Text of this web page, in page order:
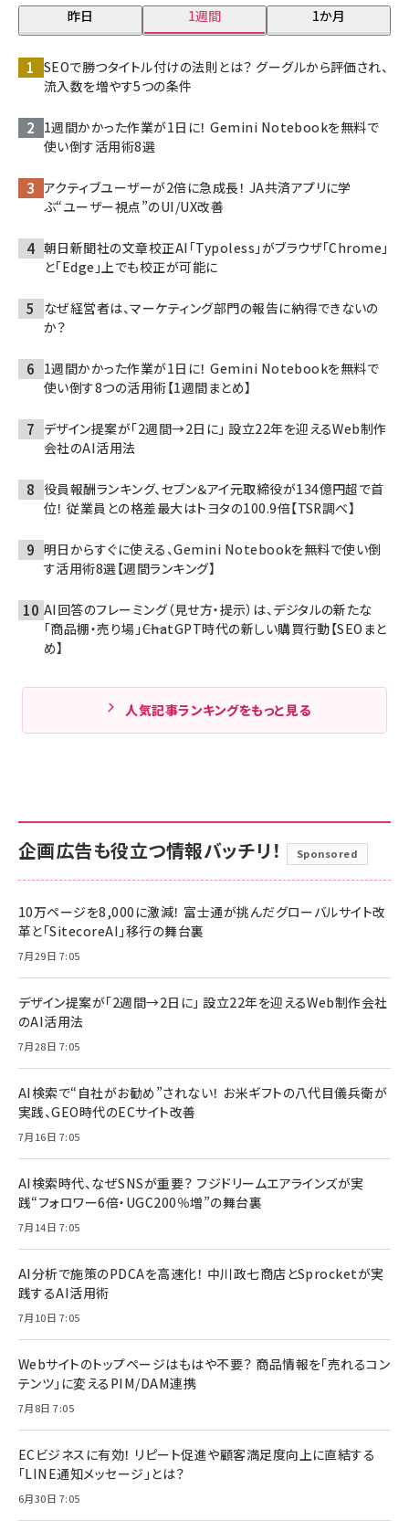
昨日 1週間 1か月
SEOで勝つタイトル付けの法則とは？ グーグルから評価され、
流入数を増やす5つの条件
1週間かかった作業が1日に！ Gemini Notebookを無料で
使い倒す活用術8選
アクティブユーザーが2倍に急成長！ JA共済アプリに学
ぶ“ユーザー視点”のUI/UX改善
朝日新聞社の文章校正AI「Typoless」がブラウザ「Chrome」
と「Edge」上でも校正が可能に
なぜ経営者は、マーケティング部門の報告に納得できないの
か？
1週間かかった作業が1日に！ Gemini Notebookを無料で
使い倒す8つの活用術【1週間まとめ】
デザイン提案が「2週間→2日に」 設立22年を迎えるWeb制作
会社のAI活用法
役員報酬ランキング、セブン＆アイ元取締役が134億円超で首
位！ 従業員との格差最大はトヨタの100.9倍【TSR調べ】
明日からすぐに使える、Gemini Notebookを無料で使い倒
す活用術8選【週間ランキング】
AI回答のフレーミング（見せ方・提示）は、デジタルの新たな
「商品棚・売り場」――ChatGPT時代の新しい購買行動【SEOまと
め】
人気記事ランキングをもっと見る
企画広告も役立つ情報バッチリ！ Sponsored
10万ページを8,000に激減！ 富士通が挑んだグローバルサイト改
革と「SitecoreAI」移行の舞台裏
7月29日 7:05
デザイン提案が「2週間→2日に」 設立22年を迎えるWeb制作会社
のAI活用法
7月28日 7:05
AI検索で“自社がお勧め”されない！ お米ギフトの八代目儀兵衛が
実践、GEO時代のECサイト改善
7月16日 7:05
AI検索時代、なぜSNSが重要？ フジドリームエアラインズが実
践“フォロワー6倍・UGC200％増”の舞台裏
7月14日 7:05
AI分析で施策のPDCAを高速化！ 中川政七商店とSprocketが実
践するAI活用術
7月10日 7:05
Webサイトのトップページはもはや不要？ 商品情報を「売れるコン
テンツ」に変えるPIM/DAM連携
7月8日 7:05
ECビジネスに有効！ リピート促進や顧客満足度向上に直結する
「LINE通知メッセージ」とは？
6月30日 7:05